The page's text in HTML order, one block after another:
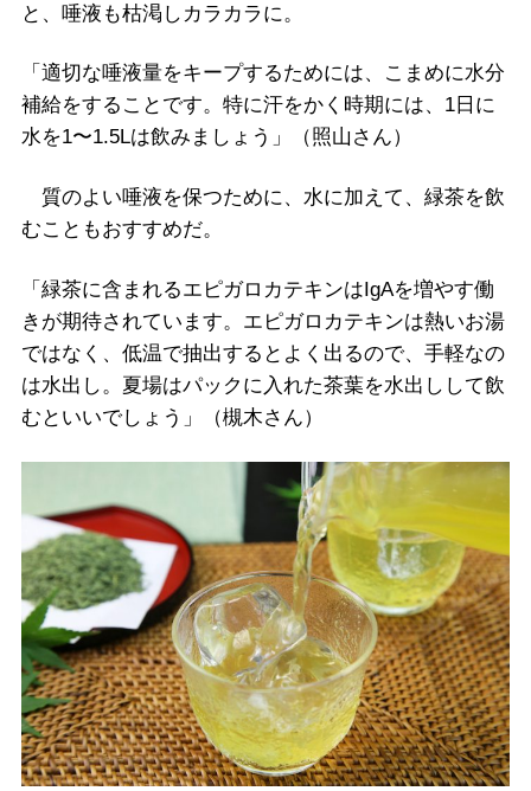
と、唾液も枯渇しカラカラに。
「適切な唾液量をキープするためには、こまめに水分
補給をすることです。特に汗をかく時期には、1日に
水を1〜1.5Lは飲みましょう」（照山さん）
質のよい唾液を保つために、水に加えて、緑茶を飲
むこともおすすめだ。
「緑茶に含まれるエピガロカテキンはIgAを増やす働
きが期待されています。エピガロカテキンは熱いお湯
ではなく、低温で抽出するとよく出るので、手軽なの
は水出し。夏場はパックに入れた茶葉を水出しして飲
むといいでしょう」（槻木さん）